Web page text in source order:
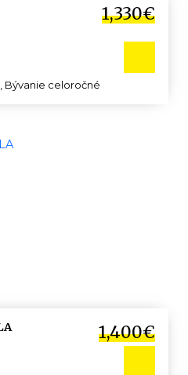
1,330€
Bývanie celoročné
1,400€